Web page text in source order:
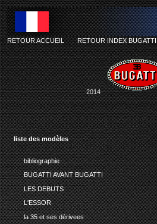
liste des modèles
bibliographie
BUGATTI AVANT BUGATTI
LES DEBUTS
L'ESSOR
la 35 et ses dérivees
RETOUR ACCUEIL-RETOUR INDEX BUGATTI
2014